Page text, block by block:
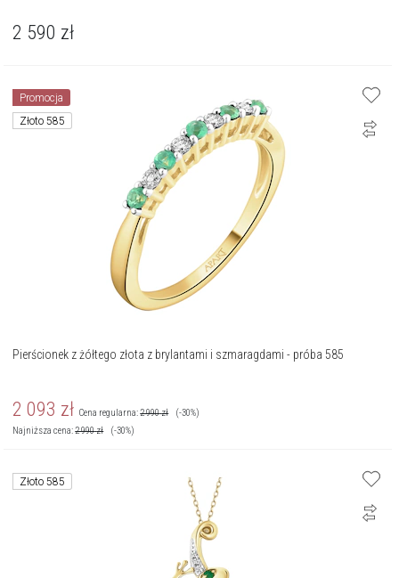
2 590 zł
Promocja
Złoto 585
Pierścionek z żółtego złota z brylantami i szmaragdami - próba 585
2 093 zł Cena regularna:2 990zł
(-30%)
Najniższa cena:2 990zł (-30%)
Złoto 585